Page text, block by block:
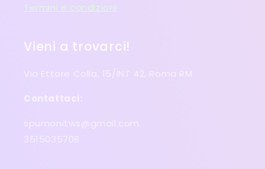
Termini e condizioni
Vieni a trovarci!
Via Ettore Colla, 15/INT 42, Roma RM
Contattaci:
spumonitws@gmail.com
3515035708